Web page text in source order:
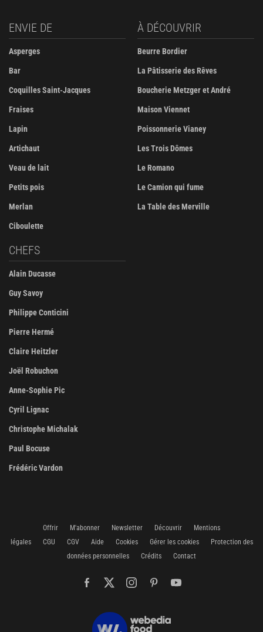
ENVIE DE
Asperges
Bar
Coquilles Saint-Jacques
Fraises
Lapin
Artichaut
Veau de lait
Petits pois
Merlan
Ciboulette
À DÉCOUVRIR
Beurre Bordier
La Pâtisserie des Rêves
Boucherie Metzger et André
Maison Viennet
Poissonnerie Vianey
Les Trois Dômes
Le Romano
Le Camion qui fume
La Table des Merville
CHEFS
Alain Ducasse
Guy Savoy
Philippe Conticini
Pierre Hermé
Claire Heitzler
Joël Robuchon
Anne-Sophie Pic
Cyril Lignac
Christophe Michalak
Paul Bocuse
Frédéric Vardon
Offrir M'abonner Newsletter Découvrir
Mentions
légales
CGU CGV Aide Cookies Gérer les cookies
Protection des
données personnelles
Crédits Contact